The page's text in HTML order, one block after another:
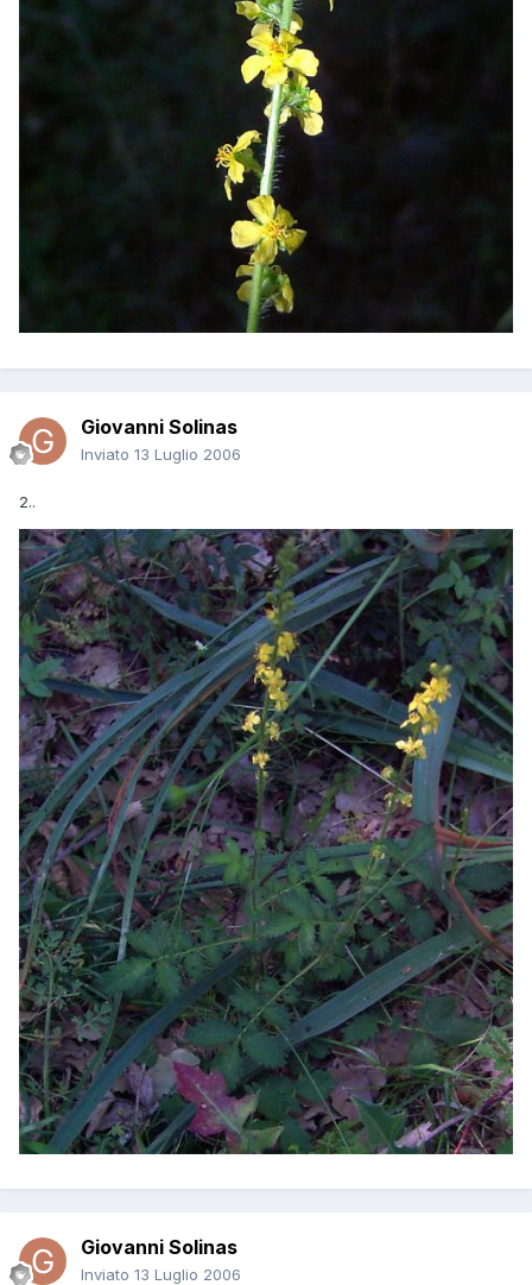
Giovanni Solinas
Inviato 13 Luglio 2006
2..
Giovanni Solinas
Inviato 13 Luglio 2006